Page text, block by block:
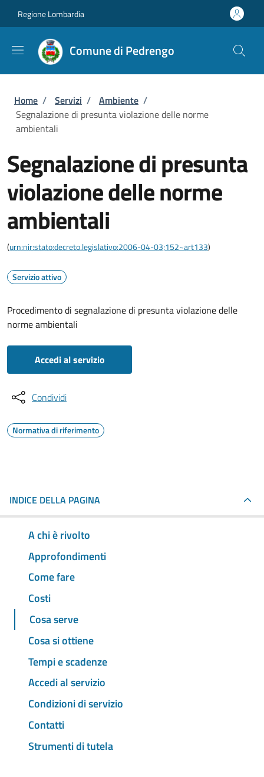
Regione Lombardia
Comune di Pedrengo
Briciole di pane
Home / Servizi / Ambiente /
Segnalazione di presunta violazione delle norme
ambientali
Segnalazione di presunta
violazione delle norme
ambientali
(urn:nir:stato:decreto.legislativo:2006-04-03;152~art133)
Servizio attivo
Procedimento di segnalazione di presunta violazione delle
norme ambientali
Accedi al servizio
Condividi
Normativa di riferimento
INDICE DELLA PAGINA
A chi è rivolto
Approfondimenti
Come fare
Costi
Cosa serve
Cosa si ottiene
Tempi e scadenze
Accedi al servizio
Condizioni di servizio
Contatti
Strumenti di tutela